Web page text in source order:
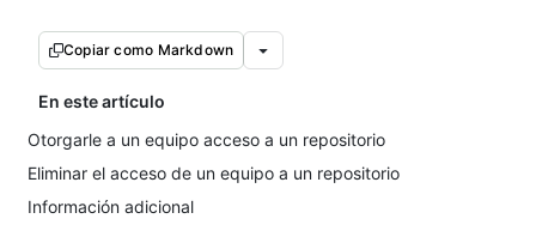
Copiar como Markdown
En este artículo
Otorgarle a un equipo acceso a un repositorio
Eliminar el acceso de un equipo a un repositorio
Información adicional